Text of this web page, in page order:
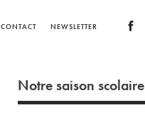
CONTACT NEWSLETTER
Notre saison scolaire